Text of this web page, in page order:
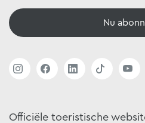
Nu
Officiële toeristische